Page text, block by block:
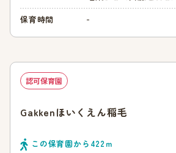
保育時間 -
認可保育園
Gakkenほいくえん稲毛
この保育園から 422ｍ